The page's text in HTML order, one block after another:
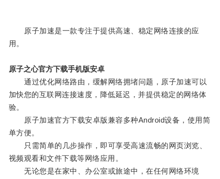
原子加速是一款专注于提供高速、稳定网络连接的应
用。
原子之心官方下载手机版安卓
通过优化网络路由，缓解网络拥堵问题，原子加速可以
加快您的互联网连接速度，降低延迟，并提供稳定的网络体
验。
原子加速官方下载安卓版兼容多种Android设备，使用简
单方便。
只需简单的几步操作，即可享受高速流畅的网页浏览、
视频观看和文件下载等网络应用。
无论您是在家中、办公室或旅途中，在任何网络环境